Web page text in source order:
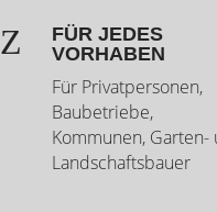
Z
FÜR JEDES
VORHABEN
Für Privatpersonen,
Baubetriebe,
Kommunen, Garten-
Landschaftsbauer